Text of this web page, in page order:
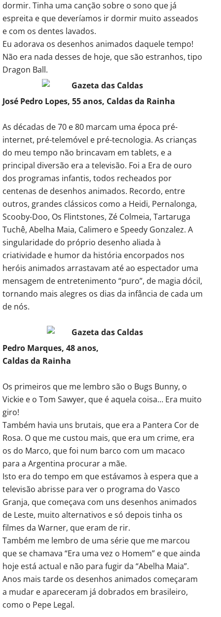
dormir. Tinha uma canção sobre o sono que já
espreita e que deveríamos ir dormir muito asseados
e com os dentes lavados.
Eu adorava os desenhos animados daquele tempo!
Não era nada desses de hoje, que são estranhos, tipo
Dragon Ball.
José Pedro Lopes, 55 anos, Caldas da Rainha
As décadas de 70 e 80 marcam uma época pré-
internet, pré-telemóvel e pré-tecnologia. As crianças
do meu tempo não brincavam em tablets, e a
principal diversão era a televisão. Foi a Era de ouro
dos programas infantis, todos recheados por
centenas de desenhos animados. Recordo, entre
outros, grandes clássicos como a Heidi, Pernalonga,
Scooby-Doo, Os Flintstones, Zé Colmeia, Tartaruga
Tuchê, Abelha Maia, Calimero e Speedy Gonzalez. A
singularidade do próprio desenho aliada à
criatividade e humor da história encorpados nos
heróis animados arrastavam até ao espectador uma
mensagem de entretenimento “puro”, de magia dócil,
tornando mais alegres os dias da infância de cada um
de nós.
Pedro Marques, 48 anos,
Caldas da Rainha
Os primeiros que me lembro são o Bugs Bunny, o
Vickie e o Tom Sawyer, que é aquela coisa… Era muito
giro!
Também havia uns brutais, que era a Pantera Cor de
Rosa. O que me custou mais, que era um crime, era
os do Marco, que foi num barco com um macaco
para a Argentina procurar a mãe.
Isto era do tempo em que estávamos à espera que a
televisão abrisse para ver o programa do Vasco
Granja, que começava com uns desenhos animados
de Leste, muito alternativos e só depois tinha os
filmes da Warner, que eram de rir.
Também me lembro de uma série que me marcou
que se chamava “Era uma vez o Homem” e que ainda
hoje está actual e não para fugir da “Abelha Maia”.
Anos mais tarde os desenhos animados começaram
a mudar e apareceram já dobrados em brasileiro,
como o Pepe Legal.